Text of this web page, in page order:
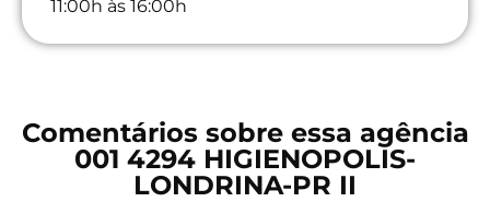
11:00h às 16:00h
Comentários sobre essa agência
001 4294 HIGIENOPOLIS-
LONDRINA-PR II